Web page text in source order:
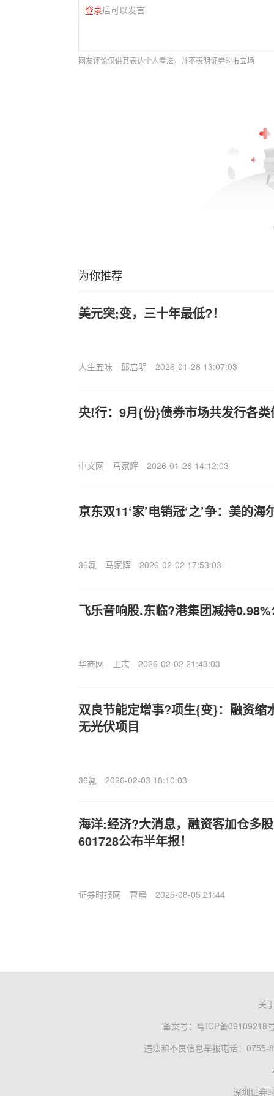
登录后可以发言
网友评论仅供其表达个人看法，并不表明证券时报立场
为你推荐
美元突;变，三十年最低?！
人生五味 邱启明 2026-01-28 13:07:03
央!行：9月{份}债券市场共发行各
中文网 马家辉 2026-01-26 14:12:03
京东双11‘家’电销冠‘之’争：美的
36氪 马家辉 2026-02-02 17:53:03
飞乐音响股.东临?港集团减持
华商网 王志 2026-02-02 21:43:03
双良节能定增事?项生{变}：融资缩
无光伏项目
36氪 2026-02-03 18:10:03
海洋:经济?大消息，融资客加仓多
601728公布半年报！
证券时报网 曹晨 2025-08-05 21:44
关
备案号： 粤ICP备09109218
违法和不良信息举报电话：0755-
深圳证券